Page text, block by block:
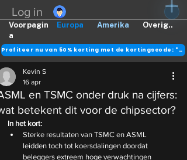
Log in
Europa Amerika Overig..
Voorpagin
a
Profiteer nu van 50% korting met de kortingscode: "DANK"
en TSMC onder druk na cijfers:
betekent dit voor de chipsector?
Kevin S
16 apr
In het kort:
Sterke resultaten van TSMC en ASML
leidden toch tot koersdalingen doordat
beleggers extreem hoge verwachtingen